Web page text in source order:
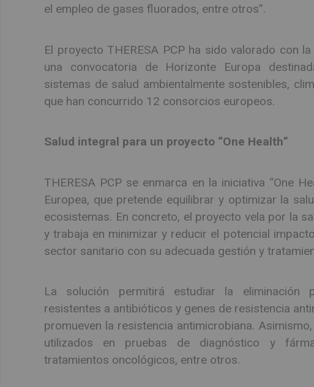
el empleo de gases fluorados, entre otros”.
El proyecto THERESA PCP ha sido valorado con
una convocatoria de Horizonte Europa
sistemas de salud ambientalmente sostenibles,
que han concurrido 12 consorcios europeos.
Salud integral para un proyecto “One Health”
THERESA PCP se enmarca en la iniciativa “One
Europea, que pretende equilibrar y optimizar la
ecosistemas. En concreto, el proyecto vela por la
y trabaja en minimizar y reducir el potencial
sector sanitario con su adecuada gestión y
La solución permitirá estudiar la eliminación
resistentes a antibióticos y genes de resistencia
promueven la resistencia antimicrobiana.
utilizados en pruebas de diagnóstico y
tratamientos oncológicos, entre otros.